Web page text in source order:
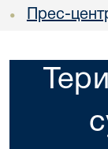
• Прес-